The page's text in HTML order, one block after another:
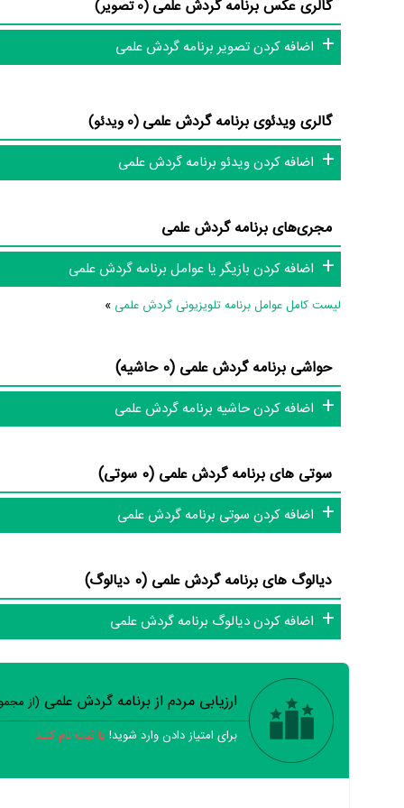
در مجموع بیش از 2 نفر در تولید برنامه گردش علمی نقش داشته‌اند و هر یک از آنها در
تاکنون در بخش‌های گالری عکس و پوستر برنامه گردش علمی،
سوتی برنامه گردش علمی و نقد برنامه گردش علمی هنوز موردی
و تئاتر، این دایرة‌المعارف آنلاین و بانک اطلاعات هنرمندان و
گالری عکس برنامه گردش علمی (0 تصویر)
اضافه کردن تصویر برنامه گردش علمی
گالری ویدئوی برنامه گردش علمی (0 ویدئو)
اضافه کردن ویدئو برنامه گردش علمی
مجری‌های برنامه گردش علمی
اضافه کردن بازیگر یا عوامل برنامه گردش علمی
لیست کامل عوامل برنامه تلویزیونی گردش علمی »
حواشی برنامه گردش علمی (0 حاشیه)
اضافه کردن حاشیه برنامه گردش علمی
سوتی های برنامه گردش علمی (0 سوتی)
اضافه کردن سوتی برنامه گردش علمی
دیالوگ های برنامه گردش علمی (0 دیالوگ)
اضافه کردن دیالوگ برنامه گردش علمی
ارزیابی مردم از برنامه گردش علمی (از
برای امتیاز دادن وارد شوید! یا ثبت نام کنید